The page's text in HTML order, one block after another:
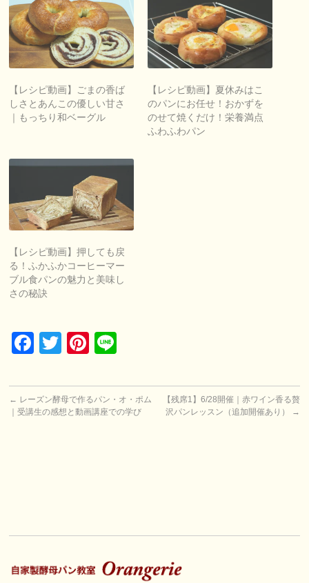
【レシピ動画】ごまの香ば
しさとあんこの優しい甘さ
｜もっちり和ベーグル
【レシピ動画】夏休みはこ
のパンにお任せ！おかずを
のせて焼くだけ！栄養満点
ふわふわパン
【レシピ動画】押しても戻
る！ふかふかコーヒーマー
ブル食パンの魅力と美味し
さの秘訣
Facebook
TwitterPinterest
← レーズン酵母で作るパン・オ・ポム
｜受講生の感想と動画講座での学び
【残席1】6/28開催｜赤ワイン香る贅
沢パンレッスン（追加開催あり）
→